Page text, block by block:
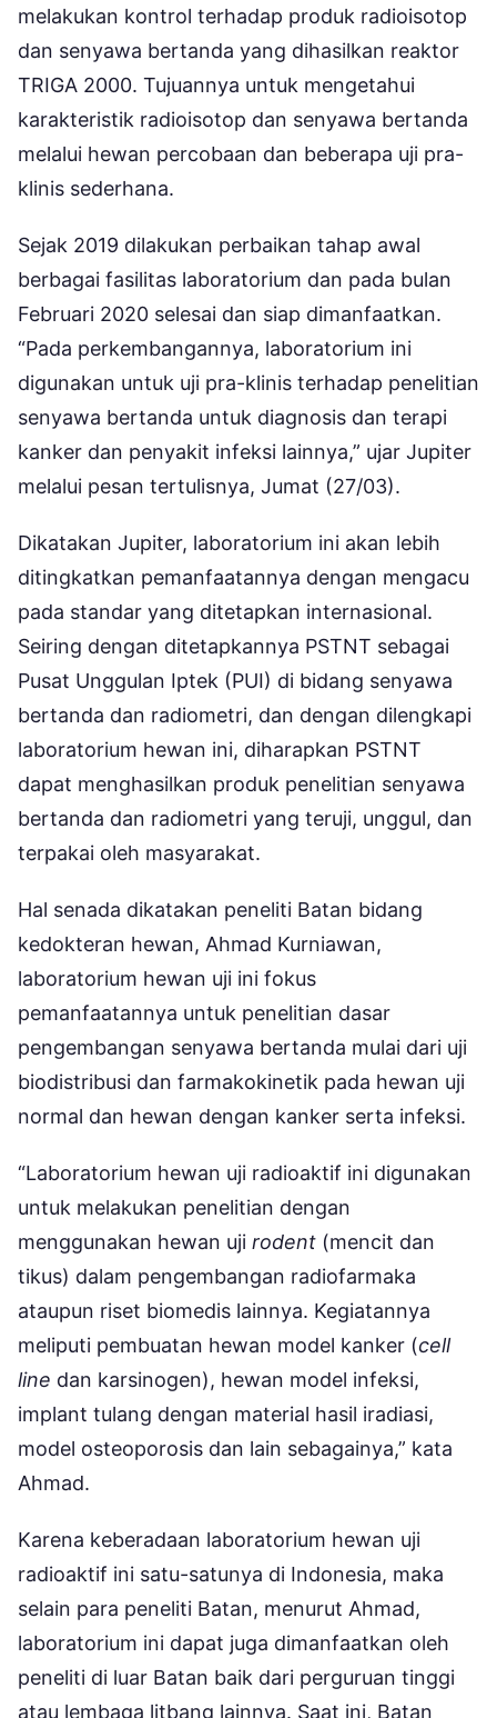
melakukan kontrol terhadap produk radioisotop
dan senyawa bertanda yang dihasilkan reaktor
TRIGA 2000. Tujuannya untuk mengetahui
karakteristik radioisotop dan senyawa bertanda
melalui hewan percobaan dan beberapa uji pra-
klinis sederhana.
Sejak 2019 dilakukan perbaikan tahap awal
berbagai fasilitas laboratorium dan pada bulan
Februari 2020 selesai dan siap dimanfaatkan.
“Pada perkembangannya, laboratorium ini
digunakan untuk uji pra-klinis terhadap penelitian
senyawa bertanda untuk diagnosis dan terapi
kanker dan penyakit infeksi lainnya,” ujar Jupiter
melalui pesan tertulisnya, Jumat (27/03).
Dikatakan Jupiter, laboratorium ini akan lebih
ditingkatkan pemanfaatannya dengan mengacu
pada standar yang ditetapkan internasional.
Seiring dengan ditetapkannya PSTNT sebagai
Pusat Unggulan Iptek (PUI) di bidang senyawa
bertanda dan radiometri, dan dengan dilengkapi
laboratorium hewan ini, diharapkan PSTNT
dapat menghasilkan produk penelitian senyawa
bertanda dan radiometri yang teruji, unggul, dan
terpakai oleh masyarakat.
Hal senada dikatakan peneliti Batan bidang
kedokteran hewan, Ahmad Kurniawan,
laboratorium hewan uji ini fokus
pemanfaatannya untuk penelitian dasar
pengembangan senyawa bertanda mulai dari uji
biodistribusi dan farmakokinetik pada hewan uji
normal dan hewan dengan kanker serta infeksi.
“Laboratorium hewan uji radioaktif ini digunakan
untuk melakukan penelitian dengan
menggunakan hewan uji rodent (mencit dan
tikus) dalam pengembangan radiofarmaka
ataupun riset biomedis lainnya. Kegiatannya
meliputi pembuatan hewan model kanker (cell
line dan karsinogen), hewan model infeksi,
implant tulang dengan material hasil iradiasi,
model osteoporosis dan lain sebagainya,” kata
Ahmad.
Karena keberadaan laboratorium hewan uji
radioaktif ini satu-satunya di Indonesia, maka
selain para peneliti Batan, menurut Ahmad,
laboratorium ini dapat juga dimanfaatkan oleh
peneliti di luar Batan baik dari perguruan tinggi
atau lembaga litbang lainnya. Saat ini, Batan